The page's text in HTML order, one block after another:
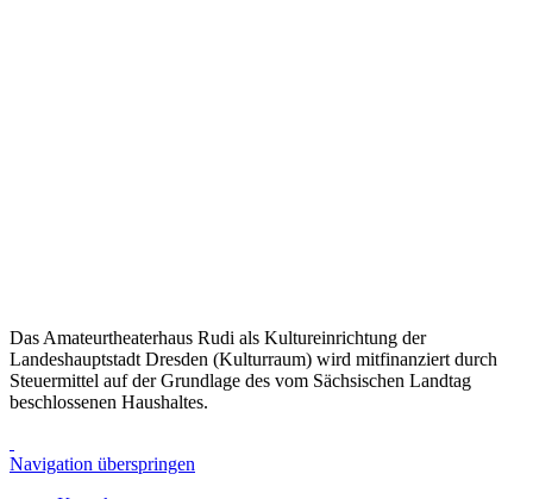
Das Amateurtheaterhaus Rudi als Kultureinrichtung der
Landeshauptstadt Dresden (Kulturraum) wird mitfinanziert durch
Steuermittel auf der Grundlage des vom Sächsischen Landtag
beschlossenen Haushaltes.
Navigation überspringen